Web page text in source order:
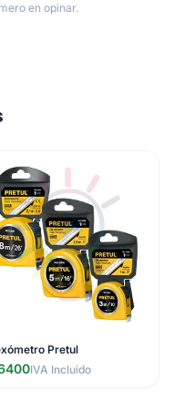
en opinar.
Pretul
IVA Incluido